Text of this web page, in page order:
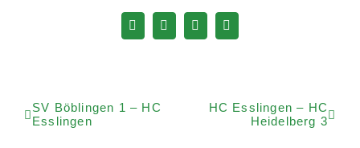
FacebookWhatsApp
Telegram
E-
Mail
SV Böblingen 1 – HC
Esslingen
HC Esslingen – HC
Heidelberg 3